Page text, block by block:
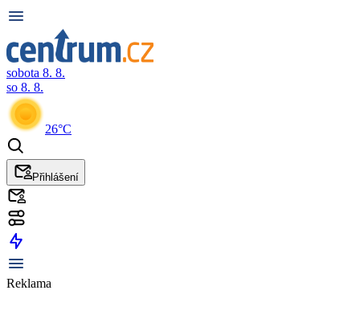
sobota 8. 8.
so 8. 8.
26°C
Přihlášení
Reklama